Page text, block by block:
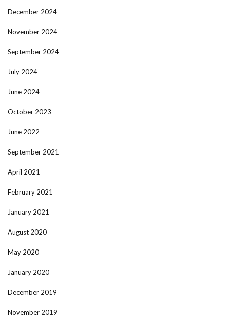
December 2024
November 2024
September 2024
July 2024
June 2024
October 2023
June 2022
September 2021
April 2021
February 2021
January 2021
August 2020
May 2020
January 2020
December 2019
November 2019